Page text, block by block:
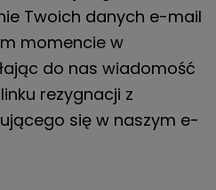
Twoich danych e-mail
momencie w
do nas wiadomość
rezygnacji z
się w naszym e-